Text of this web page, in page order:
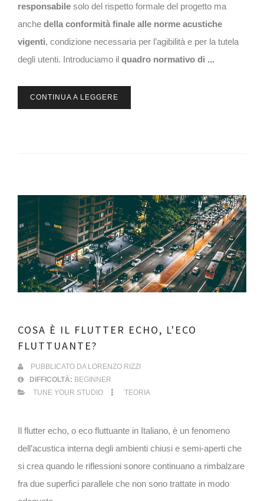
responsabile solo del rispetto formale del progetto ma
anche della conformità finale alle norme acustiche
vigenti, condizione necessaria per l’agibilità e per la tutela
degli utenti. Introduciamo il quadro normativo di ...
CONTINUA A LEGGERE
COSA È IL FLUTTER ECHO, L'ECO
FLUTTUANTE?
PUBBLICATO DA LORENZO RIZZI
DIFFICOLTÀ: BEGINNER
TUNE YOUR STUDIO
TEORIA
Il flutter echo, o eco fluttuante in Italiano, è un fenomeno
dell’acustica interna degli ambienti chiusi e semi-aperti che
si crea quando le riflessioni sonore continuano a rimbalzare
fra due superfici parallele che non sono trattate in modo